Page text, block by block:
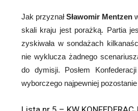
Jak przyznałSławomir Mentzen
skali kraju jest porażką. Partia
zyskiwała w sondażach
nie wyklucza żadnego
do dymisji. Posłem
wyborczego najpewniej pozostanie